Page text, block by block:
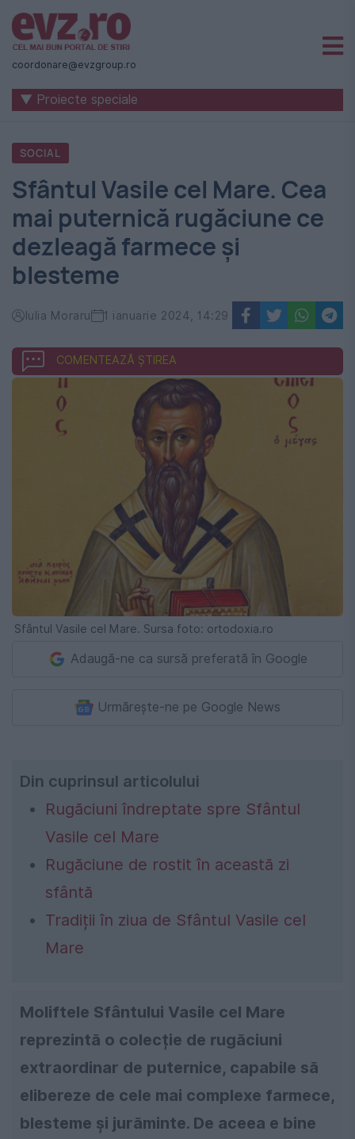
Știri
naționale
internaționale
România
-
Evenimentul
Zilei
coordonare@evzgroup.ro
▼ Proiecte speciale
SOCIAL
Sfântul Vasile cel Mare. Cea
mai puternică rugăciune ce
dezleagă farmece și
blesteme
Iulia Moraru 1 ianuarie 2024, 14:29
COMENTEAZĂ ȘTIREA
Sfântul Vasile cel Mare. Sursa foto: ortodoxia.ro
Adaugă-ne ca sursă preferată în Google
Urmărește-ne pe Google News
Din cuprinsul articolului
Rugăciuni îndreptate spre Sfântul
Vasile cel Mare
Rugăciune de rostit în această zi
sfântă
Tradiții în ziua de Sfântul Vasile cel
Mare
Moliftele Sfântului Vasile cel Mare
reprezintă o colecție de rugăciuni
extraordinar de puternice, capabile să
elibereze de cele mai complexe farmece,
blesteme și jurăminte. De aceea e bine